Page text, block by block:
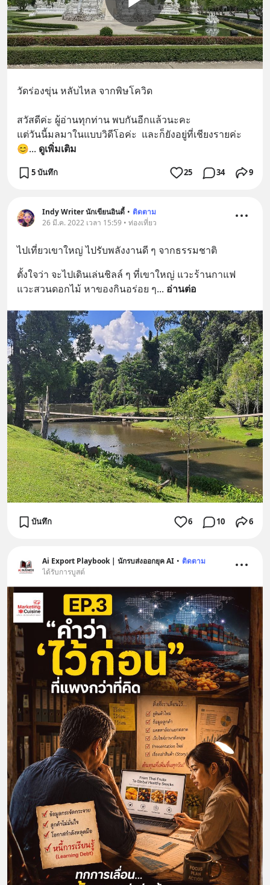
วัดร่องขุ่น หลับไหล จากพิษโควิด
สวัสดีค่ะ ผู้อ่านทุกท่าน พบกันอีกแล้วนะคะ
แต่วันนี้มลมาในแบบวิดีโอค่ะ  และก็ยังอยู่ที่เชียงรายค่ะ
😊... ดูเพิ่มเติม
5 บันทึก 25 34 9
Indy Writer นักเขียนอินดี้ • ติดตาม
26 มี.ค. 2022 เวลา 15:59 • ท่องเที่ยว
ไปเที่ยวเขาใหญ่ ไปรับพลังงานดี ๆ จากธรรมชาติ
ตั้งใจว่า จะไปเดินเล่นชิลล์ ๆ ที่เขาใหญ่ แวะร้านกาแฟ
แวะสวนดอกไม้ หาของกินอร่อย ๆ... อ่านต่อ
บันทึก 6 10 6
Ai Export Playbook | นักรบส่งออกยุค AI • ติดตาม
ได้รับการบูสต์